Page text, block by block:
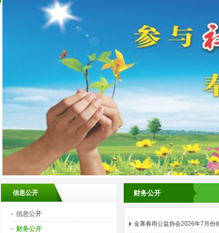
信息公开
信息公开
财务公开
财务公开
金寨春雨公益协会2026年7月份